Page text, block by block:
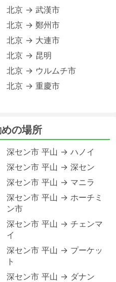
北京 → 武漢市
北京 → 鄭州市
北京 → 大連市
北京 → 昆明
北京 → ウルムチ市
北京 → 重慶市
の場所
深セン市 平山 → ハノイ
深セン市 平山 → 深セン
深セン市 平山 → マニラ
深セン市 平山 → ホーチミ
ン市
深セン市 平山 → チェンマ
イ
深セン市 平山 → プーケッ
ト
深セン市 平山 → ダナン